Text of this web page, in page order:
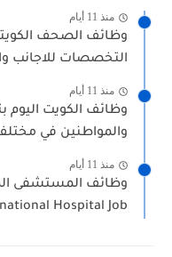
منذ 11 أيام
التخصصات للاجانب
منذ 11 أيام
والمواطنين في
منذ 11 أيام
وظائف المستشفى
Hospital Job...